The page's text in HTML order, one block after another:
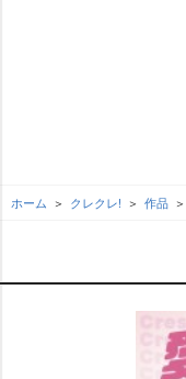
ホーム クレクレ! 作品